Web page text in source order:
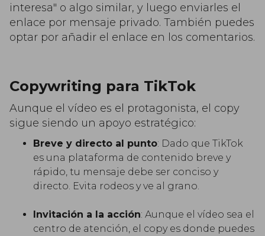
interesa" o algo similar, y luego enviarles el
enlace por mensaje privado. También puedes
optar por añadir el enlace en los comentarios.
Copywriting para TikTok
Aunque el vídeo es el protagonista, el copy
sigue siendo un apoyo estratégico:
Breve y directo al punto: Dado que TikTok
es una plataforma de contenido breve y
rápido, tu mensaje debe ser conciso y
directo. Evita rodeos y ve al grano.
Invitación a la acción: Aunque el vídeo sea el
centro de atención, el copy es donde puedes